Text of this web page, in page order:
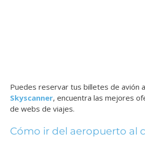
Puedes reservar tus billetes de avión
Skyscanner, encuentra las mejores
de webs de viajes.
Cómo ir del aeropuerto al